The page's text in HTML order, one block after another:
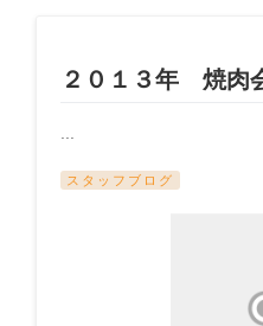
２０１３年 焼肉
スタッフブログ